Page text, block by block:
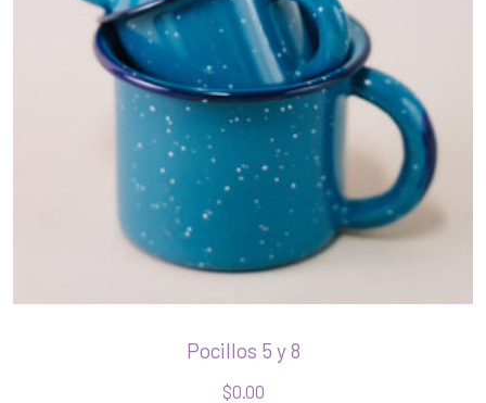
Pocillos 5 y 8
$0.00